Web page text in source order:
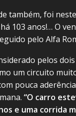
também, foi
103 anos!… O
pelo Alfa
pelos
um circuito
pouca
“O carro
e uma corrida